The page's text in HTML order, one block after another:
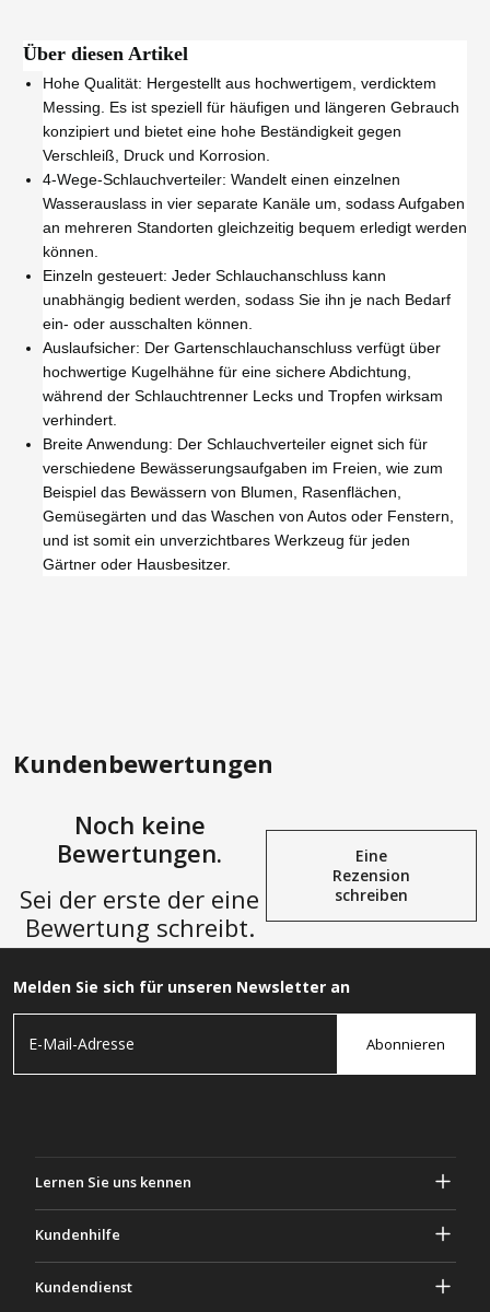
Über diesen Artikel
Hohe Qualität: Hergestellt aus hochwertigem, verdicktem
Messing. Es ist speziell für häufigen und längeren Gebrauch
konzipiert und bietet eine hohe Beständigkeit gegen
Verschleiß, Druck und Korrosion.
4-Wege-Schlauchverteiler: Wandelt einen einzelnen
Wasserauslass in vier separate Kanäle um, sodass Aufgaben
an mehreren Standorten gleichzeitig bequem erledigt werden
können.
Einzeln gesteuert: Jeder Schlauchanschluss kann
unabhängig bedient werden, sodass Sie ihn je nach Bedarf
ein- oder ausschalten können.
Auslaufsicher: Der Gartenschlauchanschluss verfügt über
hochwertige Kugelhähne für eine sichere Abdichtung,
während der Schlauchtrenner Lecks und Tropfen wirksam
verhindert.
Breite Anwendung: Der Schlauchverteiler eignet sich für
verschiedene Bewässerungsaufgaben im Freien, wie zum
Beispiel das Bewässern von Blumen, Rasenflächen,
Gemüsegärten und das Waschen von Autos oder Fenstern,
und ist somit ein unverzichtbares Werkzeug für jeden
Gärtner oder Hausbesitzer.
Kundenbewertungen
Noch keine
Bewertungen.
Sei der erste der eine
Bewertung schreibt.
Eine
Rezension
schreiben
Melden Sie sich für unseren Newsletter an
Abonnieren
Lernen Sie uns kennen
Geschäftsbedingungen
Kundenhilfe
Kundendienst